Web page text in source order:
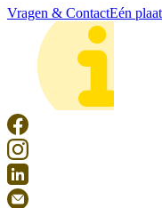
Vragen & ContactEén